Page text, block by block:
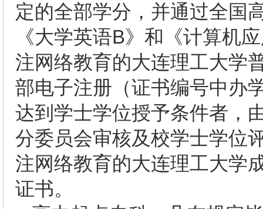
定的全部学分，并通过全国
《大学英语B》和《计算机
注网络教育的大连理工大学
部电子注册（证书编号中办
达到学士学位授予条件者，
分委员会审核及校学士学位
注网络教育的大连理工大学
证书。